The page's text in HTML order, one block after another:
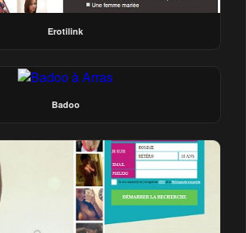
Erotilink
Badoo